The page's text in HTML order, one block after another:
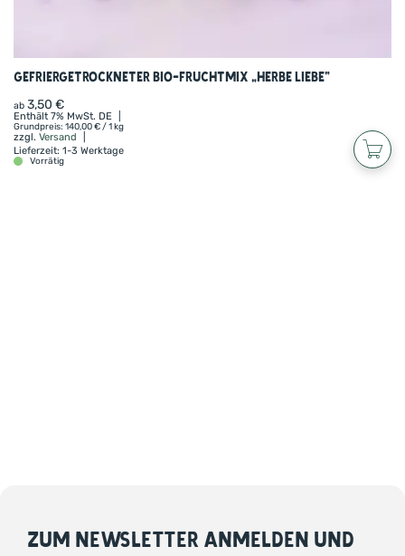
Gefriergetrockneter Bio-Fruchtmix „Herbe Liebe“
ab 3,50 €
Enthält 7% MwSt. DE
Grundpreis: 140,00€/ 1 kg
zzgl. Versand
Lieferzeit: 1-3 Werktage
Vorrätig
ZUM NEWSLETTER ANMELDEN UND